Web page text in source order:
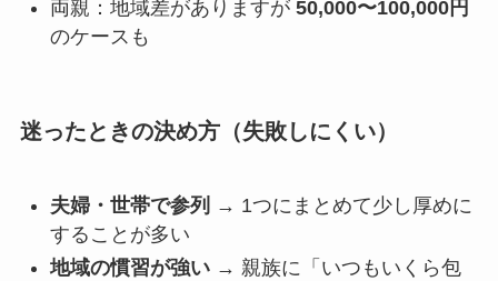
両親：地域差がありますが 50,000〜100,000円
のケースも
迷ったときの決め方（失敗しにくい）
夫婦・世帯で参列 → 1つにまとめて少し厚めに
することが多い
地域の慣習が強い→ 親族に「いつもいくら包